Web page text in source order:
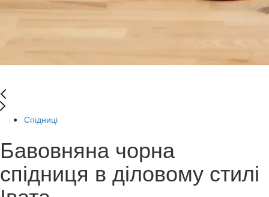
Спідниці
Бавовняна чорна
спідниця в діловому стилі